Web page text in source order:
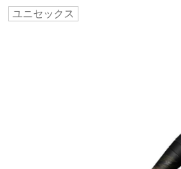
ユニセックス